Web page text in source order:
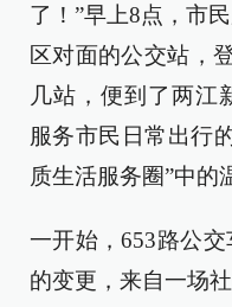
了！”早上8点，市
区对面的公交站，
几站，便到了两江
服务市民日常出行
质生活服务圈”中的
一开始，653路公
的变更，来自一场社